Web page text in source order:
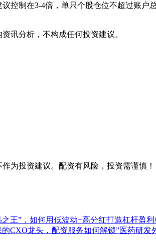
控制在3-4倍，单只个股仓位不超过账户
讯分析，不构成任何投资建议。
为投资建议。配资有风险，投资需谨慎！
王”，如何用低波动+高分红打造杠杆盈利
CXO龙头，配资服务如何解锁”医药研发